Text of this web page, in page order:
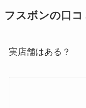
フスボンの口コ
実店舗はある？